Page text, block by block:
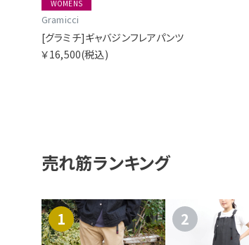
WOMENS
Gramicci
[グラミチ]ギャバジンフレアパンツ
￥16,500(税込)
売れ筋ランキング
1 2